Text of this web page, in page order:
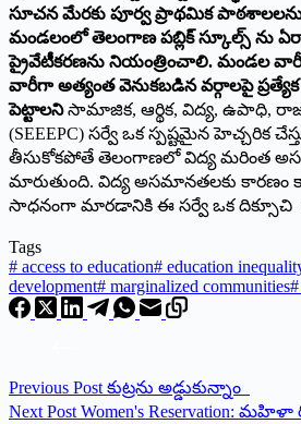
సూచన మేరకు పూర్వ ప్రాథమిక
మండలంలో తెలంగాణ పబ్లిక్ స్కూల్స్ ను
ప్రైవేటీకరణను నియంత్రించాలి. మండల
వారీగా అత్యంత వెనుకబడిన వర్గాలపై ప్రత్యేక
పెట్టాలనిసామాజిక, ఆర్థిక, విద్య, ఉపాధి,
(SEEEPC) సర్వే ఒక స్పష్టమైన హెచ్చరిక
తీసుకోకపోతే తెలంగాణలో విద్య మరింత
మారుతుంది. విద్య అసమానతలకు కారణం
సాధనంగా మారడానికి ఈ సర్వే ఒక
Tags
# access to education# education
development# marginalized communities#
Previous Post కుట్రను అడ్డుకున్నాం
Next Post Women's Reservation: మహిళా